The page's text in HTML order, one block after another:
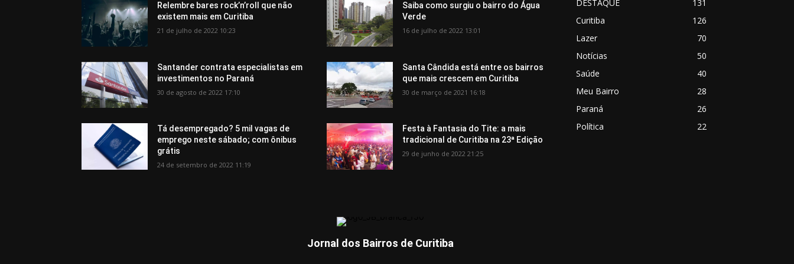
Relembre bares rock’n’roll que não
existem mais em Curitiba
21 de julho de 2022 10:23
Saiba como surgiu o bairro do Água
Verde
16 de julho de 2022 13:01
Santander contrata especialistas em
investimentos no Paraná
30 de agosto de 2022 17:10
Santa Cândida está entre os bairros
que mais crescem em Curitiba
30 de março de 2021 16:18
Tá desempregado? 5 mil vagas de
emprego neste sábado; com ônibus
grátis
24 de setembro de 2022 11:19
Festa à Fantasia do Tite: a mais
tradicional de Curitiba na 23ª Edição
29 de junho de 2022 21:25
DESTAQUE
131
Curitiba
126
Lazer
70
Notícias
50
Saúde
40
Meu Bairro
28
Paraná
26
Política
22
Jornal dos Bairros de Curitiba